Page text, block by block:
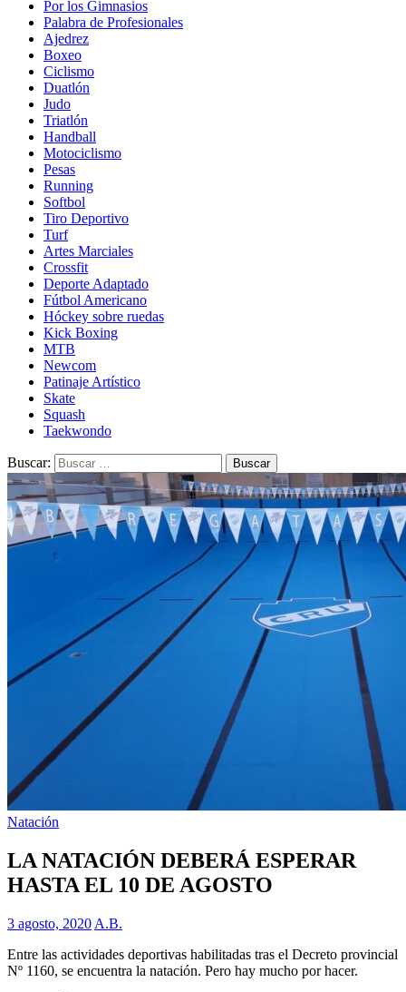
Por los Gimnasios
Palabra de Profesionales
Ajedrez
Boxeo
Ciclismo
Duatlón
Judo
Triatlón
Handball
Motociclismo
Pesas
Running
Softbol
Tiro Deportivo
Turf
Artes Marciales
Crossfit
Deporte Adaptado
Fútbol Americano
Hóckey sobre ruedas
Kick Boxing
MTB
Newcom
Patinaje Artístico
Skate
Squash
Taekwondo
Buscar:
Natación
LA NATACIÓN DEBERÁ ESPERAR
HASTA EL 10 DE AGOSTO
3 agosto, 2020 A.B.
Entre las actividades deportivas habilitadas tras el Decreto provincial
Nº 1160, se encuentra la natación. Pero hay mucho por hacer.